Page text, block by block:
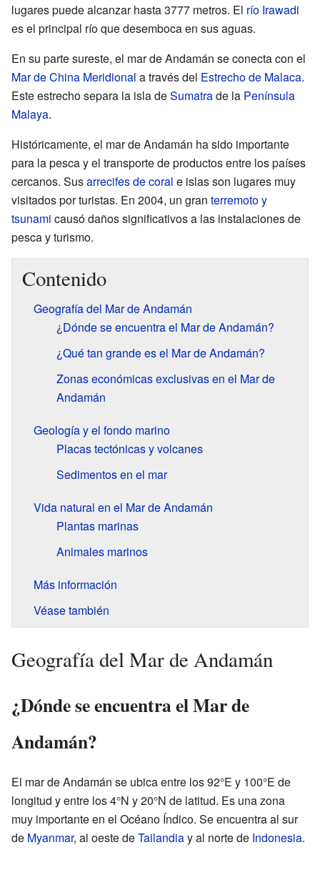
lugares puede alcanzar hasta 3777 metros. El río Irawadi
es el principal río que desemboca en sus aguas.
En su parte sureste, el mar de Andamán se conecta con el
Mar de China Meridional a través del Estrecho de Malaca.
Este estrecho separa la isla deSumatrade la Península
Malaya.
Históricamente, el mar de Andamán ha sido importante
para la pesca y el transporte de productos entre los países
cercanos. Susarrecifes de coral e islas son lugares muy
visitados por turistas. En 2004, un gran terremoto y
tsunami causó daños significativos a las instalaciones de
pesca y turismo.
Contenido
Geografía del Mar de Andamán
¿Dónde se encuentra el Mar de Andamán?
¿Qué tan grande es el Mar de Andamán?
Zonas económicas exclusivas en el Mar de
Andamán
Geología y el fondo marino
Placas tectónicas y volcanes
Sedimentos en el mar
Vida natural en el Mar de Andamán
Plantas marinas
Animales marinos
Más información
Véase también
Geografía del Mar de Andamán
¿Dónde se encuentra el Mar de
Andamán?
El mar de Andamán se ubica entre los 92°E y 100°E de
longitud y entre los 4°N y 20°N de latitud. Es una zona
muy importante en el Océano Índico. Se encuentra al sur
de Myanmar, al oeste deTailandiay al norte de Indonesia.